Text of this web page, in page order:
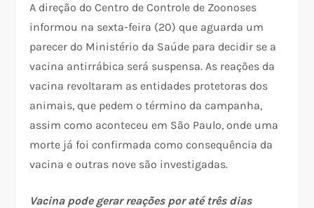
A direção do Centro de Controle de Zoonoses
informou na sexta-feira (20) que aguarda um
parecer do Ministério da Saúde para decidir se a
vacina antirrábica será suspensa. As reações da
vacina revoltaram as entidades protetoras dos
animais, que pedem o término da campanha,
assim como aconteceu em São Paulo, onde uma
morte já foi confirmada como consequência da
vacina e outras nove são investigadas.
Vacina pode gerar reações por até três dias